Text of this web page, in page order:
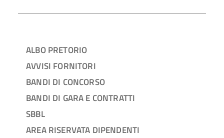
ALBO PRETORIO
AVVISI FORNITORI
BANDI DI CONCORSO
BANDI DI GARA E CONTRATTI
SBBL
AREA RISERVATA DIPENDENTI